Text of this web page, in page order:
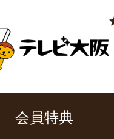
会員特典